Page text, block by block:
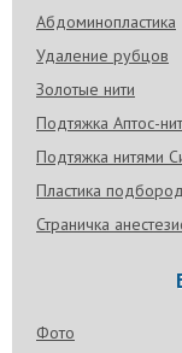
Абдоминопластика
Удаление рубцов
Золотые нити
Подтяжка Аптос-
Подтяжка нитями
Пластика
Страничка
Фото